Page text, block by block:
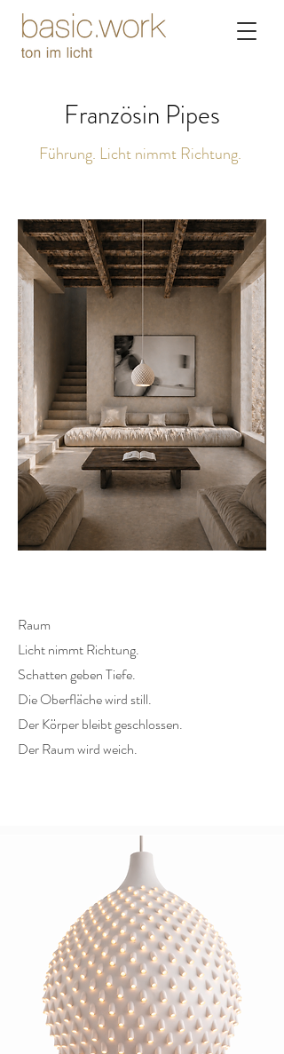
Französin Pipes
Führung. Licht nimmt Richtung.
Raum
Licht nimmt Richtung.
Schatten geben Tiefe.
Die Oberfläche wird still.
Der Körper bleibt geschlossen.
Der Raum wird weich.